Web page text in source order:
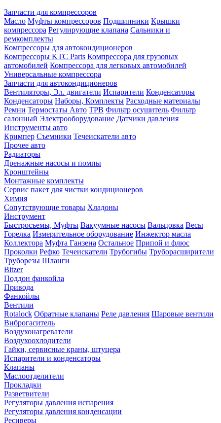
Запчасти для компрессоров
Масло Муфты компрессоров Подшипники Крышки
компрессора Регулирующие клапана Сальники и
ремкомплекты
Компрессоры для автокондиционеров
Компрессоры KTC Parts Компрессора для грузовых
автомобилей Компрессора для легковых автомобилей
Универсальные компрессора
Запчасти для автокондиционеров
Вентиляторы, Эл. двигатели Испарители Конденсаторы
Конденсаторы Наборы, Комплекты Расходные материалы
Ремни Термостаты Авто ТРВ Фильтр осушитель Фильтр
салонный Электрооборудование Датчики давления
Инструменты авто
Кримпер Съемники Течеискатели авто
Прочее авто
Радиаторы
Дренажные насосы и помпы
Кронштейны
Монтажные комплекты
Сервис пакет для чистки кондиционеров
Химия
Сопутствующие товары Хладоны
Инструмент
Быстросъемы, Муфты Вакуумные насосы Вальцовка Весы
Горелка Измерительное оборудование Инжектор масла
Коллектора Муфта Ганзена Остальное Припой и флюс
Проколки Рефко Течеискатели Трубогибы Труборасширители
Труборезы Шланги
Bitzer
Поддон фанкойла
Привода
Фанкойлы
Вентили
Rotalock Обратные клапаны Реле давления Шаровые вентили
Виброгаситель
Воздухонагреватели
Воздухоохлодители
Гайки, сервисные краны, штуцера
Испарители и конденсаторы
Клапаны
Маслоотделители
Прокладки
Разветвители
Регуляторы давления испарения
Регуляторы давления конденсации
Ресиверы